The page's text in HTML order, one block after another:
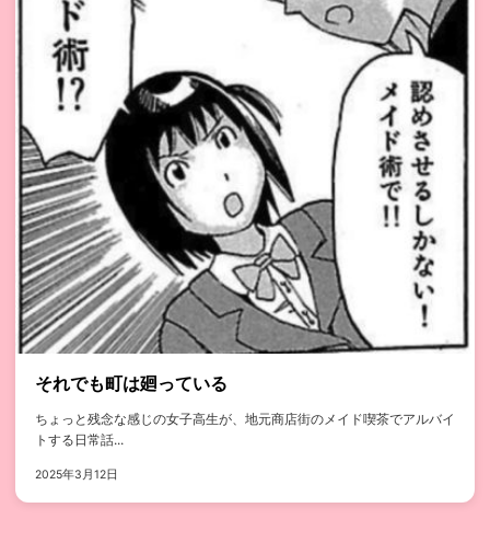
それでも町は廻っている
ちょっと残念な感じの女子高生が、地元商店街のメイド喫茶でアルバイ
トする日常話...
2025年3月12日